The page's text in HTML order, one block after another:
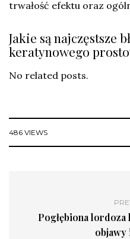
trwałość efektu oraz
Jakie są najczęstsze
keratynowego
No related posts.
486 VIEWS
Pogłębiona
objawy